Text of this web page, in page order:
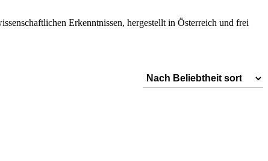
Erkenntnissen, hergestellt in Österreich und frei